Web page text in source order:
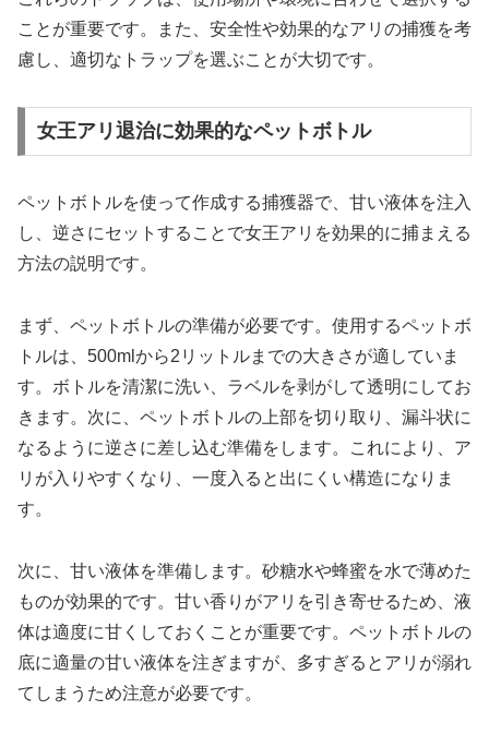
ことが重要です。また、安全性や効果的なアリの捕獲を考
慮し、適切なトラップを選ぶことが大切です。
女王アリ退治に効果的なペットボトル
ペットボトルを使って作成する捕獲器で、甘い液体を注入
し、逆さにセットすることで女王アリを効果的に捕まえる
方法の説明です。
まず、ペットボトルの準備が必要です。使用するペットボ
トルは、500mlから2リットルまでの大きさが適していま
す。ボトルを清潔に洗い、ラベルを剥がして透明にしてお
きます。次に、ペットボトルの上部を切り取り、漏斗状に
なるように逆さに差し込む準備をします。これにより、ア
リが入りやすくなり、一度入ると出にくい構造になりま
す。
次に、甘い液体を準備します。砂糖水や蜂蜜を水で薄めた
ものが効果的です。甘い香りがアリを引き寄せるため、液
体は適度に甘くしておくことが重要です。ペットボトルの
底に適量の甘い液体を注ぎますが、多すぎるとアリが溺れ
てしまうため注意が必要です。